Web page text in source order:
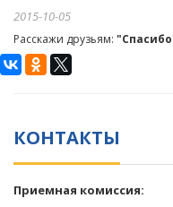
2015-10-05
Расскажи друзьям:
КОНТАКТЫ
Приемная комиссия: